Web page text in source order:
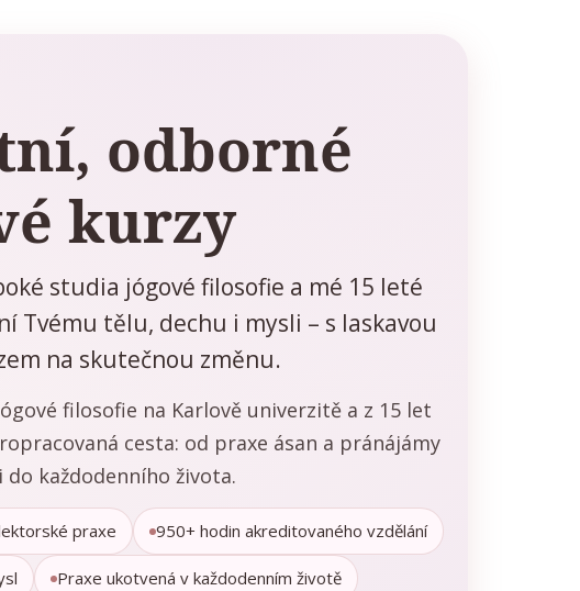
odborné
kurzy
studia jógové filosofie a mé 15 leté
Tvému tělu, dechu i mysli – s laskavou
na skutečnou změnu.
filosofie na Karlově univerzitě a z 15 let
cesta: od praxe ásan a pránájámy
každodenního života.
praxe 950+ hodin akreditovaného vzdělání
Praxe ukotvená v každodenním životě